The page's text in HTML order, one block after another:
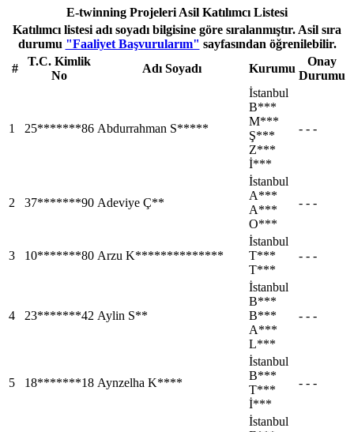
E-twinning Projeleri Asil Katılımcı Listesi
Katılımcı listesi adı soyadı bilgisine göre sıralanmıştır. Asil sıra
durumu "Faaliyet Başvurularım" sayfasından öğrenilebilir.
#
T.C. Kimlik
No
Adı Soyadı Kurumu
Onay
Durumu
1 25*******86 Abdurrahman S*****
İstanbul
B***
M***
Ş***
Z***
İ***
- - -
2 37*******90 Adeviye Ç**
İstanbul
A***
A***
O***
- - -
3 10*******80 Arzu K**************
İstanbul
T***
T***
- - -
4 23*******42 Aylin S**
İstanbul
B***
B***
A***
L***
- - -
5 18*******18 Aynzelha K****
İstanbul
B***
T***
İ***
- - -
İstanbul